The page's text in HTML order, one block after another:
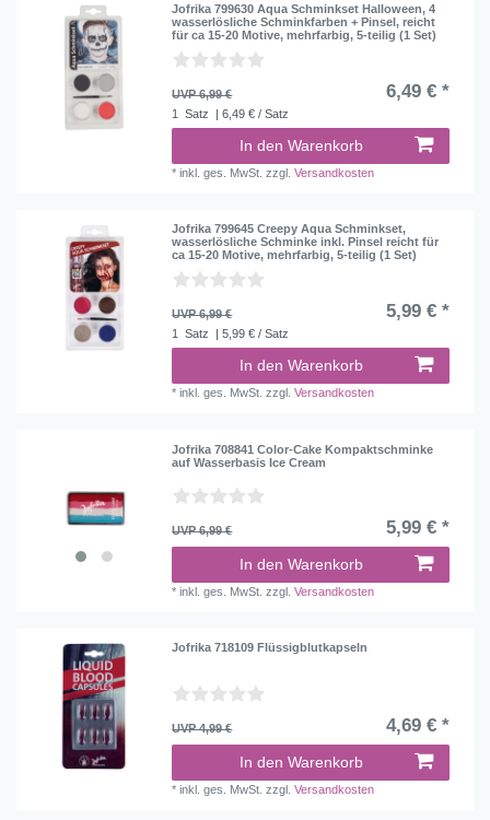
Jofrika 799630 Aqua Schminkset Halloween, 4
wasserlösliche Schminkfarben + Pinsel, reicht
für ca 15-20 Motive, mehrfarbig, 5-teilig (1 Set)
UVP 6,99 € 6,49 € *
1 Satz | 6,49 € / Satz
In den Warenkorb
*inkl. ges. MwSt. zzgl.Versandkosten
Jofrika 799645 Creepy Aqua Schminkset,
wasserlösliche Schminke inkl. Pinsel reicht für
ca 15-20 Motive, mehrfarbig, 5-teilig (1 Set)
UVP 6,99 € 5,99 € *
1 Satz | 5,99 € / Satz
In den Warenkorb
*inkl. ges. MwSt. zzgl.Versandkosten
Jofrika 708841 Color-Cake Kompaktschminke
auf Wasserbasis Ice Cream
UVP 6,99 € 5,99 € *
In den Warenkorb
*inkl. ges. MwSt. zzgl.Versandkosten
Jofrika 718109 Flüssigblutkapseln
UVP 4,99 € 4,69 € *
In den Warenkorb
*inkl. ges. MwSt. zzgl.Versandkosten